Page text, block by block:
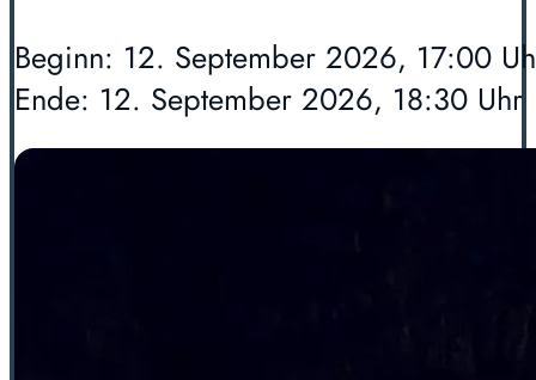
Beginn: 12. September 2026, 17:00
Ende: 12. September 2026, 18:30 Uhr